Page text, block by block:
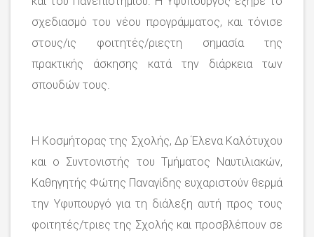
σχεδιασμό του νέου προγράμματος, και τόνισε
στους/ις φοιτητές/ριεςτη σημασία της
πρακτικής άσκησης κατά την διάρκεια των
σπουδών τους.
Η Κοσμήτορας της Σχολής, Δρ Έλενα Καλότυχου
και ο Συντονιστής του Τμήματος Ναυτιλιακών,
Καθηγητής Φώτης Παναγίδης ευχαριστούν θερμά
την Υφυπουργό για τη διάλεξη αυτή προς τους
φοιτητές/τριες της Σχολής και προσβλέπουν σε